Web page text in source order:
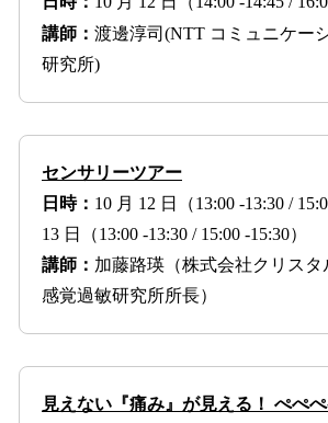
講師： 渡邊淳司(NTT コミュニケー
研究所)
センサリーツアー
日時： 10 月 12 日（13:00 -13:30 /
13 日（13:00 -13:30 / 15:00 -15:30）
講師： 加藤路瑛（株式会社クリスタ
感覚過敏研究所所長）
見えない『痛み』が見える！ ぺぺ